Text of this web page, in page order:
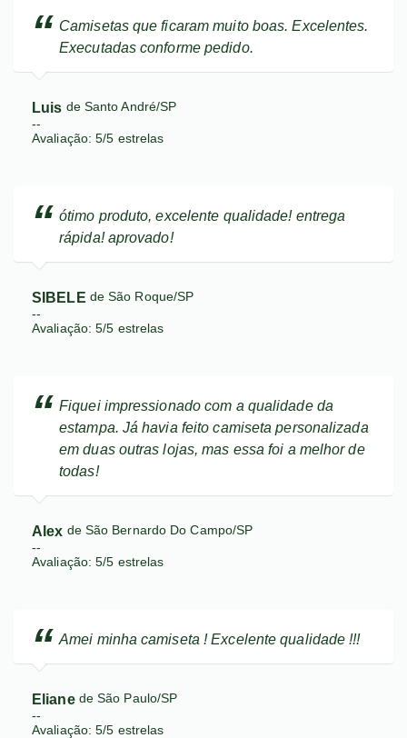
Camisetas que ficaram muito boas. Excelentes.
Executadas conforme pedido.
Luis de Santo André/SP
--
Avaliação:5/5 estrelas
ótimo produto, excelente qualidade! entrega
rápida! aprovado!
SIBELE de São Roque/SP
--
Avaliação:5/5 estrelas
Fiquei impressionado com a qualidade da
estampa. Já havia feito camiseta personalizada
em duas outras lojas, mas essa foi a melhor de
todas!
Alex de São Bernardo Do Campo/SP
--
Avaliação:5/5 estrelas
Amei minha camiseta ! Excelente qualidade !!!
Elianede São Paulo/SP
--
Avaliação:5/5 estrelas